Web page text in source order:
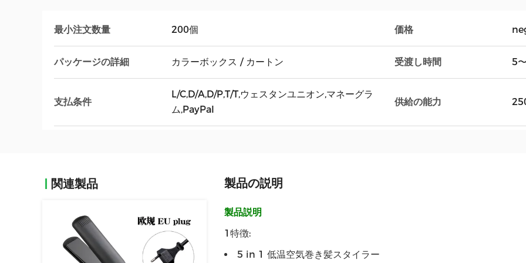
最小注文数量 200個 価格
パッケージの詳細 カラーボックス / カートン 受渡し時間 5
支払条件
L/C,D/A,D/P,T/T,ウェスタンユニオン,マネーグラ
ム,PayPal
供給の能力
関連製品 製品の説明
製品説明
1特徴:
5 in 1 低温空気巻き髪スタイラー